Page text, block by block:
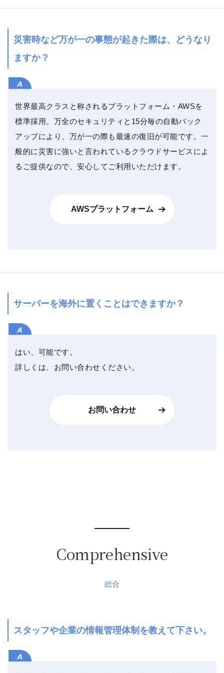
災害時など万が一の事態が起きた際は、どうなり
ますか？
世界最高クラスと称されるプラットフォーム・AWSを
標準採用。万全のセキュリティと15分毎の自動バック
アップにより、万が一の際も最速の復旧が可能です。一
般的に災害に強いと言われているクラウドサービスによ
るご提供なので、安心してご利用いただけます。
AWSプラットフォーム
サーバーを海外に置くことはできますか？
はい、可能です。
詳しくは、お問い合わせください。
お問い合わせ
Comprehensive
総合
スタッフや企業の情報管理体制を教えて下さい。